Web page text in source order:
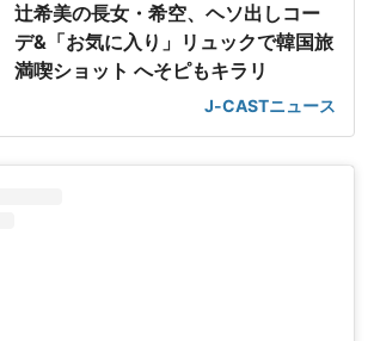
辻希美の長女・希空、ヘソ出しコー
デ&「お気に入り」リュックで韓国旅
満喫ショット へそピもキラリ
J-CASTニュース